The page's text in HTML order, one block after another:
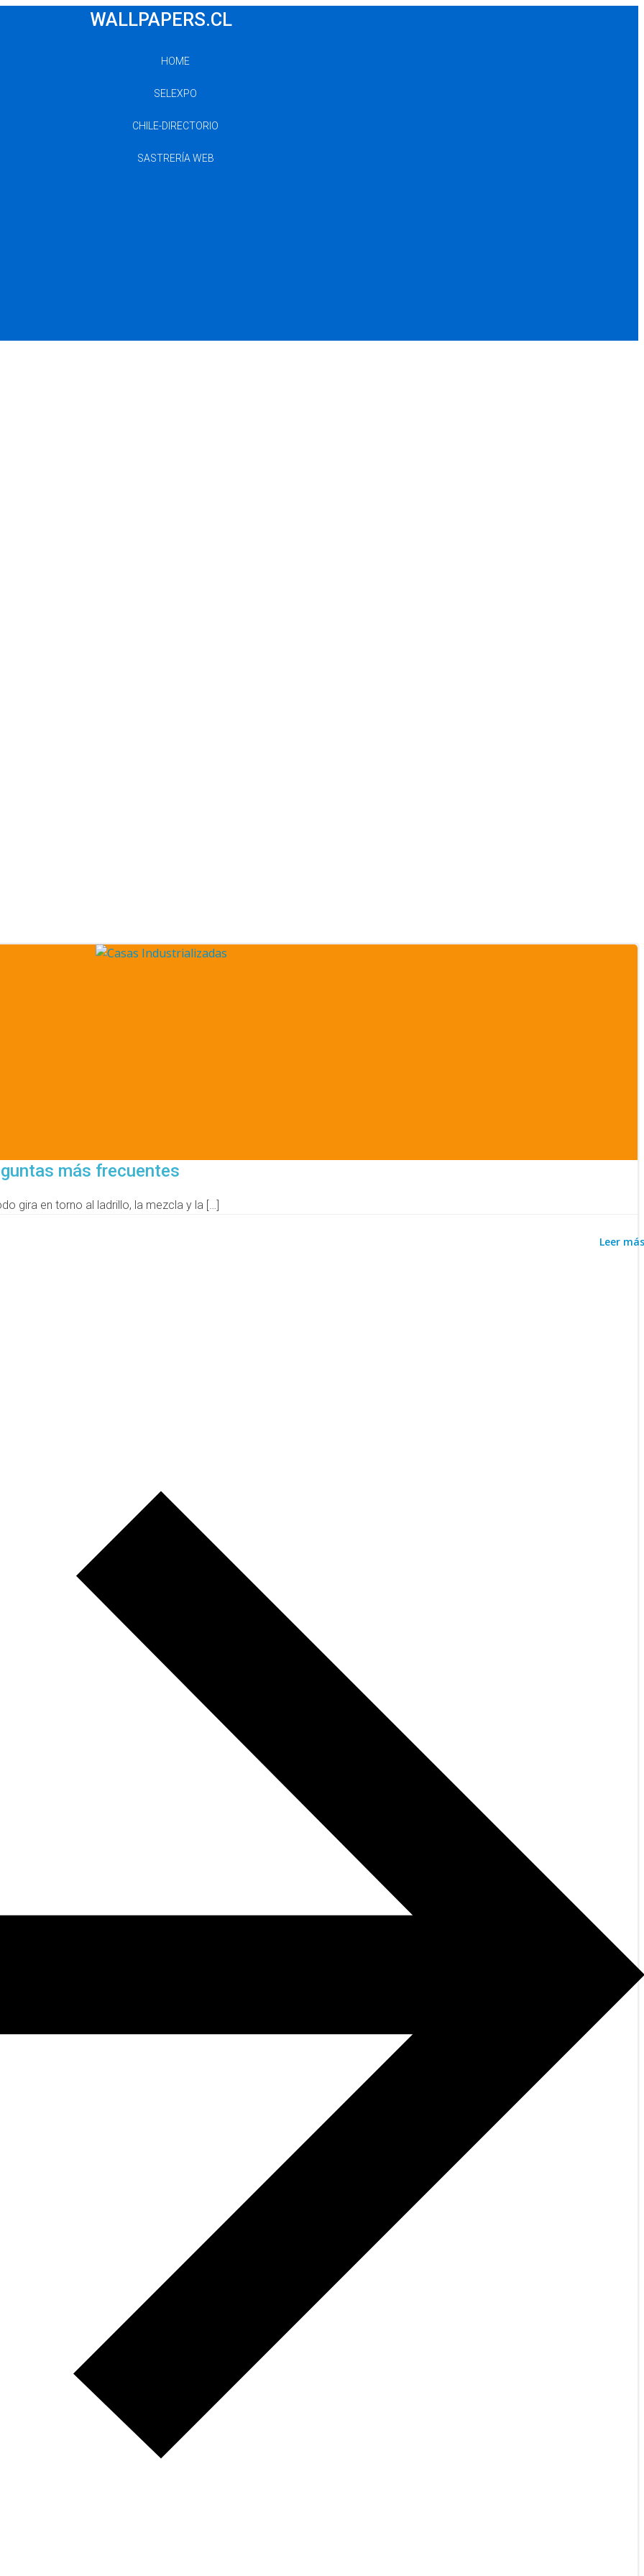
WALLPAPERS.CL
HOME
SELEXPO
CHILE-DIRECTORIO
SASTRERÍA WEB
más frecuentes
gira en torno al ladrillo, la mezcla y la […]
Leer más